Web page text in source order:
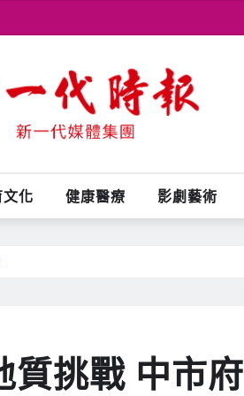
化 健康醫療 影劇藝術
質挑戰 中市府